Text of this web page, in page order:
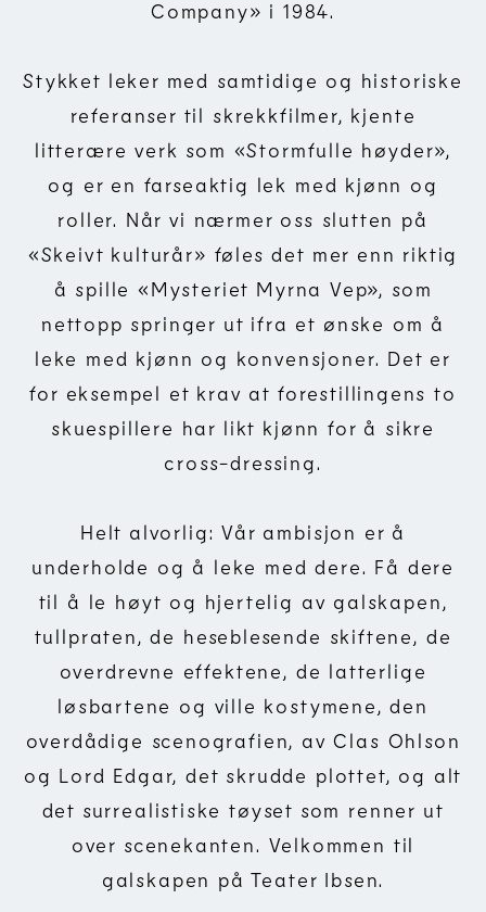
Company» i 1984.
Stykket leker med samtidige og historiske
referanser til skrekkfilmer, kjente
litterære verk som «Stormfulle høyder»,
og er en farseaktig lek med kjønn og
roller. Når vi nærmer oss slutten på
«Skeivt kulturår» føles det mer enn riktig
å spille «Mysteriet Myrna Vep», som
nettopp springer ut ifra et ønske om å
leke med kjønn og konvensjoner. Det er
for eksempel et krav at forestillingens to
skuespillere har likt kjønn for å sikre
cross-dressing.
Helt alvorlig: Vår ambisjon er å
underholde og å leke med dere. Få dere
til å le høyt og hjertelig av galskapen,
tullpraten, de heseblesende skiftene, de
overdrevne effektene, de latterlige
løsbartene og ville kostymene, den
overdådige scenografien, av Clas Ohlson
og Lord Edgar, det skrudde plottet, og alt
det surrealistiske tøyset som renner ut
over scenekanten. Velkommen til
galskapen på Teater Ibsen.